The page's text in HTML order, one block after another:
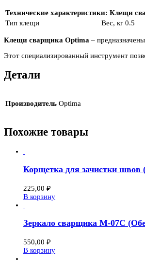
Технические характеристики: Клещи
Тип клещи Вес, кг 0.5
Клещи сварщика Optima –
Этот специализированный инструмент
Детали
Производитель Optima
Похожие товары
Корщетка для зачистки
225,00 ₽
В корзину
Зеркало сварщика M-07C
550,00 ₽
В корзину